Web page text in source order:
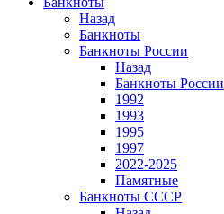
Назад
Банкноты
Банкноты России
Назад
Банкноты России
1992
1993
1995
1997
2022-2025
Памятные
Банкноты СССР